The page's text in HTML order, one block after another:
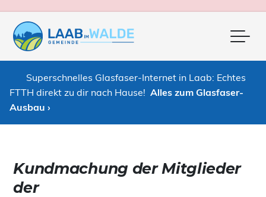
Superschnelles Glasfaser-Internet in Laab: Echtes
FTTH direkt zu dir nach Hause! Alles zum Glasfaser-
Ausbau ›
Kundmachung der Mitglieder
der